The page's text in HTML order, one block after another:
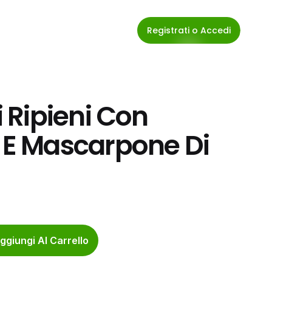
Registrati o Accedi
Con
Mascarpone Di
Al Carrello